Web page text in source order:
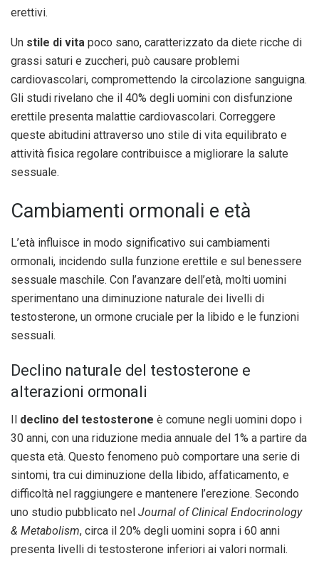
erettivi.
Un stile di vita poco sano, caratterizzato da diete ricche di
grassi saturi e zuccheri, può causare problemi
cardiovascolari, compromettendo la circolazione sanguigna.
Gli studi rivelano che il 40% degli uomini con disfunzione
erettile presenta malattie cardiovascolari. Correggere
queste abitudini attraverso uno stile di vita equilibrato e
attività fisica regolare contribuisce a migliorare la salute
sessuale.
Cambiamenti ormonali e età
L’età influisce in modo significativo sui cambiamenti
ormonali, incidendo sulla funzione erettile e sul benessere
sessuale maschile. Con l’avanzare dell’età, molti uomini
sperimentano una diminuzione naturale dei livelli di
testosterone, un ormone cruciale per la libido e le funzioni
sessuali.
Declino naturale del testosterone e
alterazioni ormonali
Il declino del testosterone è comune negli uomini dopo i
30 anni, con una riduzione media annuale del 1% a partire da
questa età. Questo fenomeno può comportare una serie di
sintomi, tra cui diminuzione della libido, affaticamento, e
difficoltà nel raggiungere e mantenere l’erezione. Secondo
uno studio pubblicato nel Journal of Clinical Endocrinology
& Metabolism, circa il 20% degli uomini sopra i 60 anni
presenta livelli di testosterone inferiori ai valori normali.